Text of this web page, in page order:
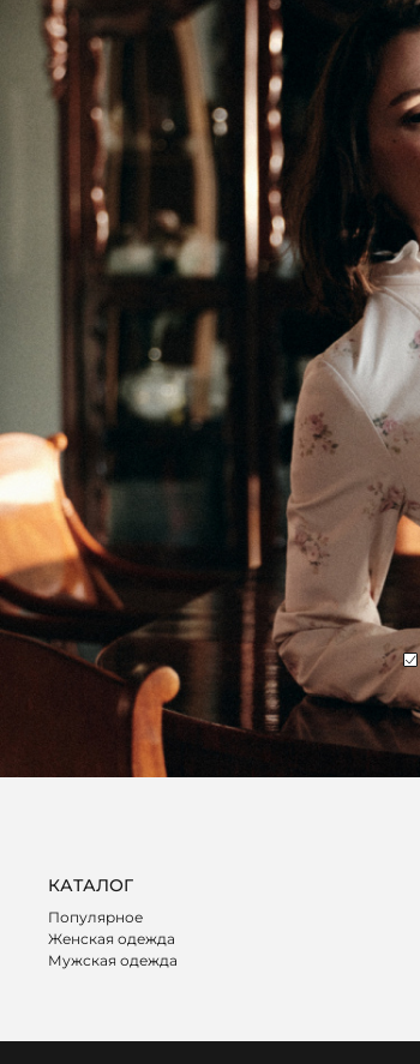
КАТАЛОГ
Популярное
Женская одежда
Мужская одежда